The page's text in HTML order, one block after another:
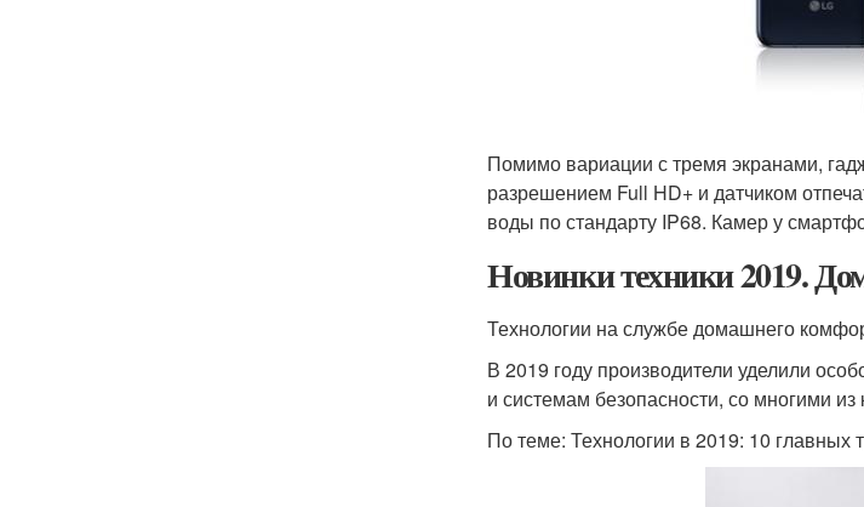
Помимо вариации с тремя экранами,
разрешением Full HD+ и датчиком
воды по стандарту IP68. Камер у
Новинки техники 2019.
Технологии на службе домашнего
В 2019 году производители уделили
и системам безопасности, со многими
По теме: Технологии в 2019: 10 главных